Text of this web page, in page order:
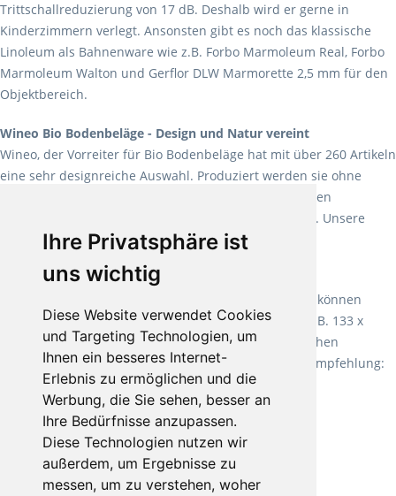
Ihre Privatsphäre ist
uns wichtig
Diese Website verwendet Cookies
und Targeting Technologien, um
Ihnen ein besseres Internet-
Erlebnis zu ermöglichen und die
Werbung, die Sie sehen, besser an
Ihre Bedürfnisse anzupassen.
Diese Technologien nutzen wir
außerdem, um Ergebnisse zu
messen, um zu verstehen, woher
Trittschallreduzierung von 17 dB. Deshalb wird er gerne in
Kinderzimmern verlegt. Ansonsten gibt es noch das klassische
Linoleum als Bahnenware wie z.B. Forbo Marmoleum Real, Forbo
Marmoleum Walton und Gerflor DLW Marmorette 2,5 mm für den
Objektbereich.
Wineo Bio Bodenbeläge - Design und Natur vereint
Wineo, der Vorreiter für Bio Bodenbeläge hat mit über 260 Artikeln
eine sehr designreiche Auswahl. Produziert werden sie ohne
Weichmacher und Lösungsmittel. Mit allen verfügbaren
Verlegearten ist er für jegliche Bauvorhaben attraktiv. Unsere
Empfehlung:Wineo 1000 Multi Layer XXL.
Teppiche für ein angenehmes Laufgefühl
machen es schon lange vor. Sie können
Teppich in Ihrem gewünschten Sondermaß kaufen, z.B. 133 x
60cm. Vor allem in Schlafzimmern aufgrund der weichen
Oberfläche ein sehr beliebter Zusatzboden. Unsere Empfehlung:
Fletco Fluffy und Fletco Hermelin